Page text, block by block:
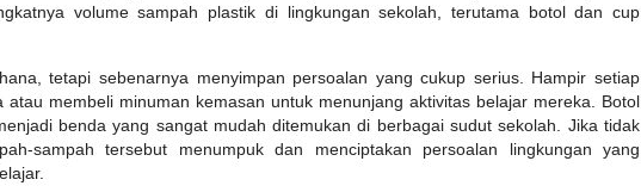
volume sampah plastik di lingkungan sekolah, terutama botol dan cup
tetapi sebenarnya menyimpan persoalan yang cukup serius. Hampir setiap
atau membeli minuman kemasan untuk menunjang aktivitas belajar mereka. Botol
benda yang sangat mudah ditemukan di berbagai sudut sekolah. Jika tidak
sampah tersebut menumpuk dan menciptakan persoalan lingkungan yang